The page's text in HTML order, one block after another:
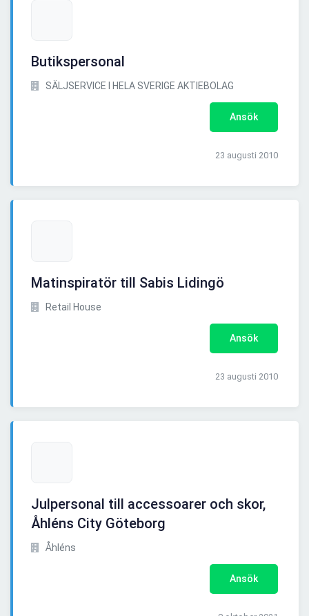
Butikspersonal
SÄLJSERVICE I HELA SVERIGE AKTIEBOLAG
Ansök
23 augusti 2010
Matinspiratör till Sabis Lidingö
Retail House
Ansök
23 augusti 2010
Julpersonal till accessoarer och skor,
Åhléns City Göteborg
Åhléns
Ansök